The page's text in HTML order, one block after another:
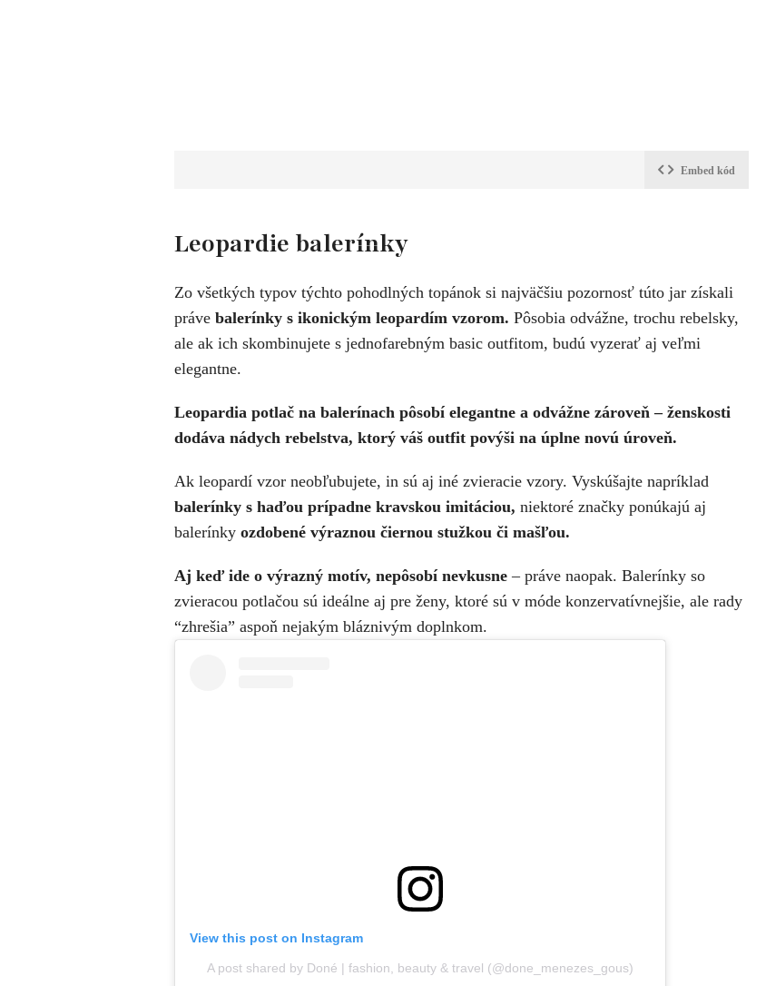
Embed kód
​Leopardie balerínky
Zo všetkých typov týchto pohodlných topánok si najväčšiu pozornosť túto jar získali
práve balerínky s ikonickým leopardím vzorom. Pôsobia odvážne, trochu rebelsky,
ale ak ich skombinujete s jednofarebným basic outfitom, budú vyzerať aj veľmi
elegantne.
Leopardia potlač na balerínach pôsobí elegantne a odvážne zároveň – ženskosti
dodáva nádych rebelstva, ktorý váš outfit povýši na úplne novú úroveň.
Ak leopardí vzor neobľubujete, in sú aj iné zvieracie vzory. Vyskúšajte napríklad
balerínky s haďou prípadne kravskou imitáciou, niektoré značky ponúkajú aj
balerínky ozdobené výraznou čiernou stužkou či mašľou.
Aj keď ide o výrazný motív, nepôsobí nevkusne – práve naopak. Balerínky so
zvieracou potlačou sú ideálne aj pre ženy, ktoré sú v móde konzervatívnejšie, ale rady
“zhrešia” aspoň nejakým bláznivým doplnkom.
View this post on Instagram
A post shared by Doné | fashion, beauty & travel (@done_menezes_gous)